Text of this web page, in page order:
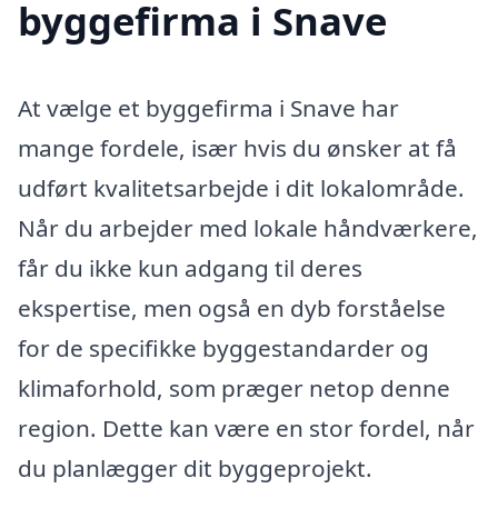
byggefirma i Snave
At vælge et byggefirma i Snave har
mange fordele, især hvis du ønsker at få
udført kvalitetsarbejde i dit lokalområde.
Når du arbejder med lokale håndværkere,
får du ikke kun adgang til deres
ekspertise, men også en dyb forståelse
for de specifikke byggestandarder og
klimaforhold, som præger netop denne
region. Dette kan være en stor fordel, når
du planlægger dit byggeprojekt.